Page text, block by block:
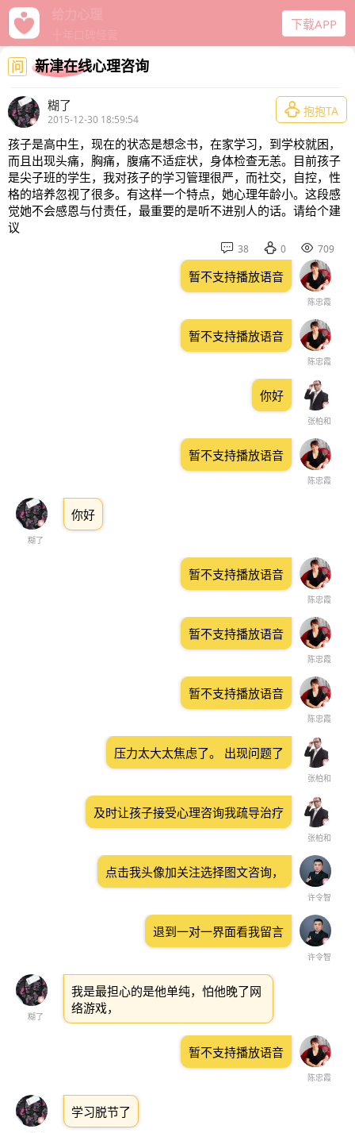
下载APP
问 新津在线心理咨询
糊了
2015-12-30 18:59:54
 抱抱TA
孩子是高中生，现在的状态是想念书，在家学习，到学校就困，
而且出现头痛，胸痛，腹痛不适症状，身体检查无恙。目前孩子
是尖子班的学生，我对孩子的学习管理很严，而社交，自控，性
格的培养忽视了很多。有这样一个特点，她心理年龄小。这段感
觉她不会感恩与付责任，最重要的是听不进别人的话。请给个建
议
 38  0  709
陈忠霞
暂不支持播放语音
陈忠霞
暂不支持播放语音
张柏和
你好
陈忠霞
暂不支持播放语音
糊了
你好
陈忠霞
暂不支持播放语音
陈忠霞
暂不支持播放语音
陈忠霞
暂不支持播放语音
张柏和
压力太大太焦虑了。 出现问题了
张柏和
及时让孩子接受心理咨询我疏导治疗
许令智
点击我头像加关注选择图文咨询，
许令智
退到一对一界面看我留言
糊了
我是最担心的是他单纯，怕他晚了网
络游戏，
陈忠霞
暂不支持播放语音
学习脱节了